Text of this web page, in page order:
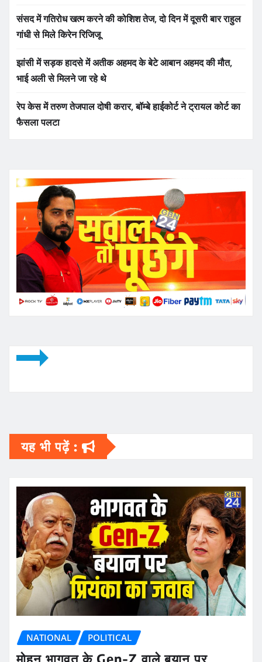
संसद में गतिरोध खत्म करने की कोशिश तेज, दो दिन में दूसरी बार राहुल
गांधी से मिले किरेन रिजिजू
झांसी में सड़क हादसे में अतीक अहमद के बेटे आबान अहमद की मौत,
भाई अली से मिलने जा रहे थे
रेप केस में तरुण तेजपाल दोषी करार, बॉम्बे हाईकोर्ट ने ट्रायल कोर्ट का
फैसला पलटा
यह भी पढ़ें :
NATIONAL POLITICAL
मोहन भागवत के Gen-Z वाले बयान पर